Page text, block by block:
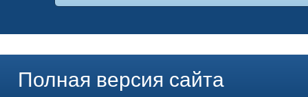
Полная версия сайта